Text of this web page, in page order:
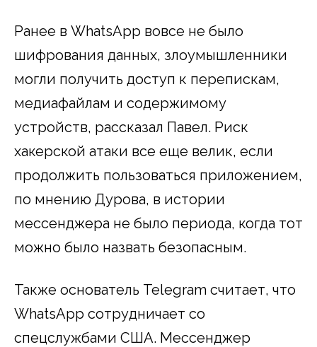
Ранее в WhatsApp вовсе не было
шифрования данных, злоумышленники
могли получить доступ к перепискам,
медиафайлам и содержимому
устройств, рассказал Павел. Риск
хакерской атаки все еще велик, если
продолжить пользоваться приложением,
по мнению Дурова, в истории
мессенджера не было периода, когда тот
можно было назвать безопасным.
Также основатель Telegram считает, что
WhatsApp сотрудничает со
спецслужбами США. Мессенджер